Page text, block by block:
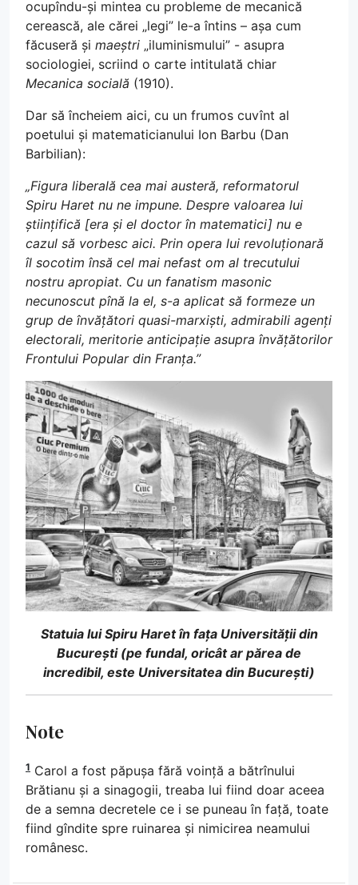
ocupîndu-și mintea cu probleme de mecanică
cerească, ale cărei „legi” le-a întins – așa cum
făcuseră și maeștri „iluminismului” - asupra
sociologiei, scriind o carte intitulată chiar
Mecanica socială (1910).
Dar să încheiem aici, cu un frumos cuvînt al
poetului și matematicianului Ion Barbu (Dan
Barbilian):
„Figura liberală cea mai austeră, reformatorul
Spiru Haret nu ne impune. Despre valoarea lui
științifică [era și el doctor în matematici] nu e
cazul să vorbesc aici. Prin opera lui revoluționară
îl socotim însă cel mai nefast om al trecutului
nostru apropiat. Cu un fanatism masonic
necunoscut pînă la el, s-a aplicat să formeze un
grup de învățători quasi-marxiști, admirabili agenți
electorali, meritorie anticipație asupra învățătorilor
Frontului Popular din Franța.”
Statuia lui Spiru Haret în fața Universității din
București (pe fundal, oricât ar părea de
incredibil, este Universitatea din București)
Note
1 Carol a fost păpușa fără voință a bătrînului
Brătianu și a sinagogii, treaba lui fiind doar aceea
de a semna decretele ce i se puneau în față, toate
fiind gîndite spre ruinarea și nimicirea neamului
românesc.